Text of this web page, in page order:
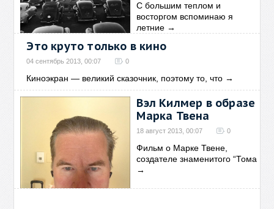
С большим теплом и
восторгом вспоминаю я
летние →
Это круто только в кино
04 сентябрь 2013, 00:07 0
Киноэкран — великий сказочник, поэтому то, что →
Вэл Килмер в образе
Марка Твена
18 август 2013, 00:07 0
Фильм о Марке Твене,
создателе знаменитого “Тома
→